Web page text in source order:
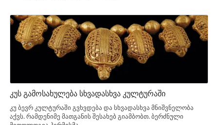
კუს გამოსახულება სხვადასხვა კულტურაში
კუ ბევრ კულტურაში გვხვდება და სხვადასხვა მნიშვნელობა
აქვს. რამდენიმე მათგანის შესახებ გიამბობთ. ბერძნული